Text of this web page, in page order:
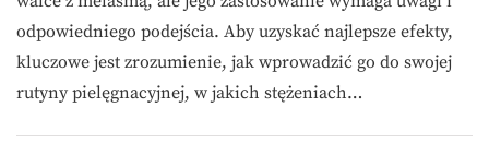
odpowiedniego podejścia. Aby uzyskać najlepsze efekty,
kluczowe jest zrozumienie, jak wprowadzić go do swojej
rutyny pielęgnacyjnej, w jakich stężeniach…